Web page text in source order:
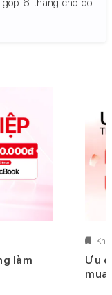
6 tháng cho đồ
làm
Ưu
mua